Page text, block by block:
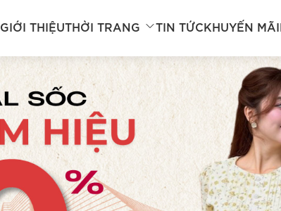
GIỚI THIỆUTHỜI TRANG TIN TỨC KHUYẾN MÃI